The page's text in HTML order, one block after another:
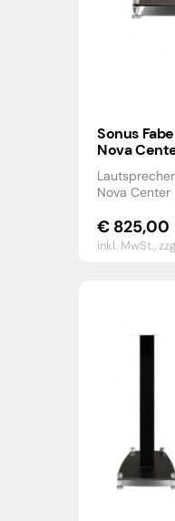
Sonus
Nova
Nova Center
€ 825,00
inkl. MwSt.,